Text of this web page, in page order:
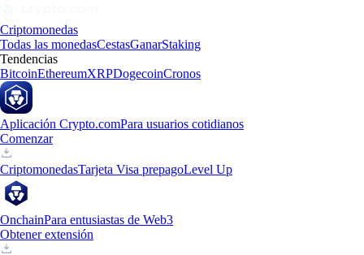
Criptomonedas
Todas las monedasCestasGanarStaking
Tendencias
BitcoinEthereumXRPDogecoinCronos
Aplicación Crypto.comPara usuarios cotidianos
Comenzar
CriptomonedasTarjeta Visa prepagoLevel Up
OnchainPara entusiastas de Web3
Obtener extensión